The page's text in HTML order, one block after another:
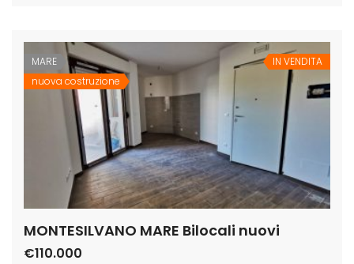
MARE
nuova costruzione
IN VENDITA
MONTESILVANO MARE Bilocali nuovi
€110.000